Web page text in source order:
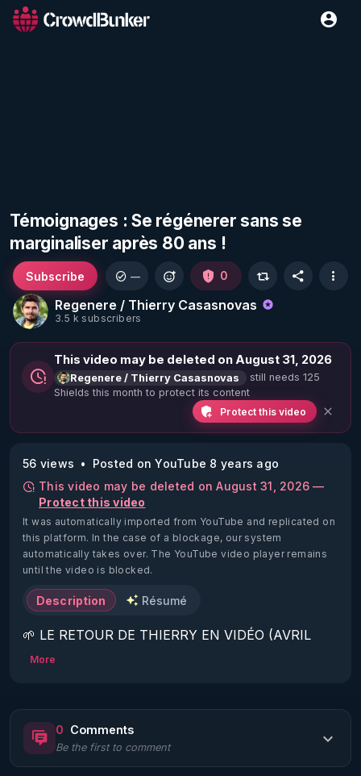
Témoignages : Se régénerer sans se
marginaliser après 80 ans !
Regenere / Thierry Casasnovas
3.5 k subscribers
Subscribe — 0
This video may be deleted on August 31, 2026
Regenere / Thierry Casasnovas
still needs 125
Shields this month to protect its content
Protect this video
56 views
Posted on YouTube 8 years ago
This video may be deleted on August 31, 2026 —
Protect this video
It was automatically imported from YouTube and replicated on
this platform. In the case of a blockage, our system
automatically takes over. The YouTube video player remains
until the video is blocked.
Description Résumé
🌱 LE RETOUR DE THIERRY EN VIDÉO (AVRIL
2022)!
https://www.rgnr.fr/presentation.html
🌱 LE MAGAZINE RÉGÉNÈRE
More
0 Comments
Be the first to comment